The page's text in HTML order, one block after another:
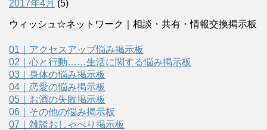
2017年4月 (5)
ウィッシュ☆ネットワーク｜相談・共有・情報交換掲示板
01｜アクセスアップ悩み掲示板
02｜心と行動……生活に関する悩み掲示板
03｜身体の悩み掲示板
04｜恋愛の悩み掲示板
05｜お酒の失敗掲示板
06｜その他の悩み掲示板
07｜雑談おしゃべり掲示板